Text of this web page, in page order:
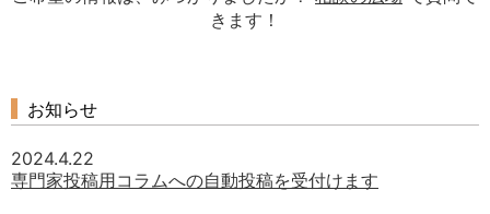
きます！
お知らせ
2024.4.22
専門家投稿用コラムへの自動投稿を受付けます